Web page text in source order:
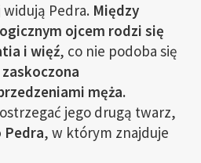
widują Pedra. Między
ojcem rodzi się
i więź, co nie podoba się
męża.
jego drugą twarz,
Pedra, w którym znajduje